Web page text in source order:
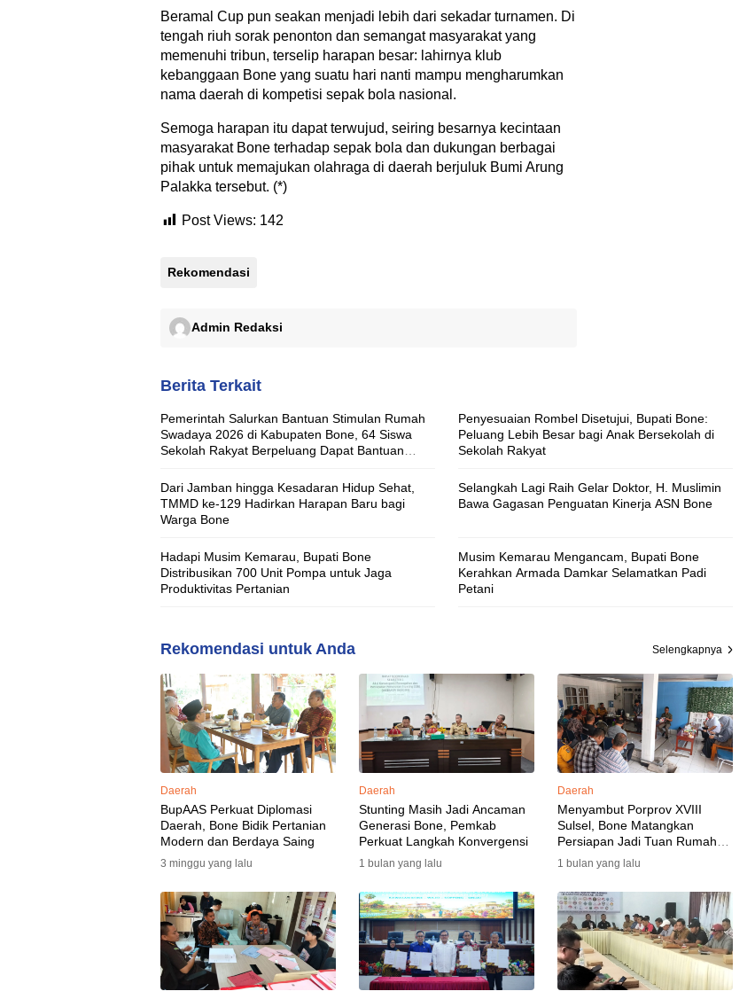
Beramal Cup pun seakan menjadi lebih dari sekadar turnamen. Di
tengah riuh sorak penonton dan semangat masyarakat yang
memenuhi tribun, terselip harapan besar: lahirnya klub
kebanggaan Bone yang suatu hari nanti mampu mengharumkan
nama daerah di kompetisi sepak bola nasional.
Semoga harapan itu dapat terwujud, seiring besarnya kecintaan
masyarakat Bone terhadap sepak bola dan dukungan berbagai
pihak untuk memajukan olahraga di daerah berjuluk Bumi Arung
Palakka tersebut. (*)
Post Views: 142
Rekomendasi
Admin Redaksi
Berita Terkait
Pemerintah Salurkan Bantuan Stimulan Rumah
Swadaya 2026 di Kabupaten Bone, 64 Siswa
Sekolah Rakyat Berpeluang Dapat Bantuan
Penyesuaian Rombel Disetujui, Bupati Bone:
Peluang Lebih Besar bagi Anak Bersekolah di
Sekolah Rakyat
Dari Jamban hingga Kesadaran Hidup Sehat,
TMMD ke-129 Hadirkan Harapan Baru bagi
Warga Bone
Selangkah Lagi Raih Gelar Doktor, H. Muslimin
Bawa Gagasan Penguatan Kinerja ASN Bone
Hadapi Musim Kemarau, Bupati Bone
Distribusikan 700 Unit Pompa untuk Jaga
Produktivitas Pertanian
Musim Kemarau Mengancam, Bupati Bone
Kerahkan Armada Damkar Selamatkan Padi
Petani
Rekomendasi untuk Anda Selengkapnya
Daerah
BupAAS Perkuat Diplomasi
Daerah, Bone Bidik Pertanian
Modern dan Berdaya Saing
3 minggu yang lalu
Daerah
Stunting Masih Jadi Ancaman
Generasi Bone, Pemkab
Perkuat Langkah Konvergensi
1 bulan yang lalu
Daerah
Menyambut Porprov XVIII
Sulsel, Bone Matangkan
Persiapan Jadi Tuan Rumah
yang Berkesan: Wakil Bupati
Perkuat Koordinasi, Dispora
Targetkan Venue dan
Akomodasi Rampung
1 bulan yang lalu